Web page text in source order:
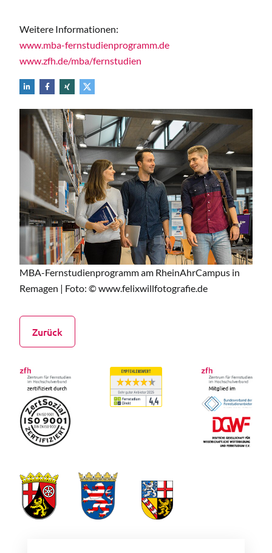
Weitere Informationen:
www.mba-fernstudienprogramm.de
www.zfh.de/mba/fernstudien
MBA-Fernstudienprogramm am RheinAhrCampus in
Remagen | Foto: © www.felixwillfotografie.de
Zurück